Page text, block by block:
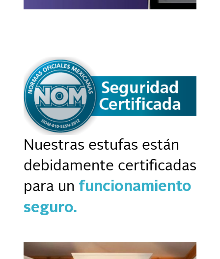
Nuestras estufas están
debidamente certificadas
para un funcionamiento
seguro.